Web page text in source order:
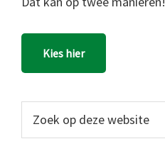
Kies hier